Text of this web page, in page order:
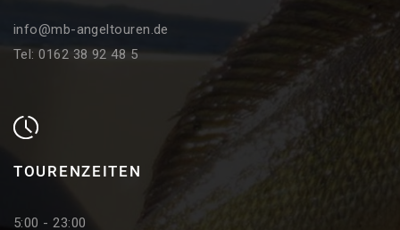
info@mb-angeltouren.de
Tel: 0162 38 92 48 5
TOURENZEITEN
5:00 - 23:00